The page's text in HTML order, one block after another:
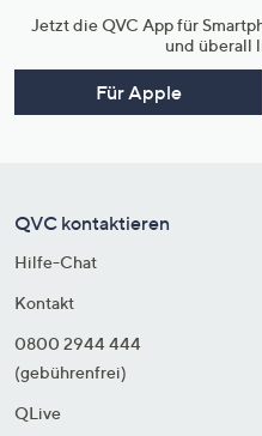
Jetzt die QVC App für
und überall
Für Apple
QVC kontaktieren
Hilfe-Chat
Kontakt
0800 2944 444
(gebührenfrei)
QLive